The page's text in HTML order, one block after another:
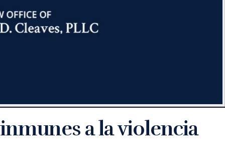
a la violencia